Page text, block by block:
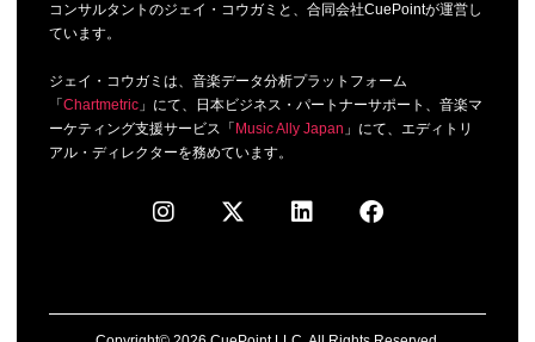
コンサルタントのジェイ・コウガミと、合同会社CuePointが運営し
ています。
ジェイ・コウガミは、音楽データ分析プラットフォーム
「 Chartmetric」にて、日本ビジネス・パートナーサポート、音楽マ
ーケティング支援サービス「 Music Ally Japan 」にて、エディトリ
アル・ディレクターを務めています。